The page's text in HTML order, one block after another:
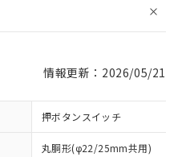
情報更新：2026/05/21
押ボタンスイッチ
丸胴形(φ22/25mm共用)